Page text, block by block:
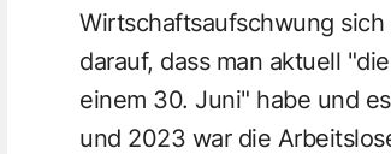
Wirtschaftsaufschwung
darauf, dass man aktuell
einem 30. Juni" habe und
und 2023 war die